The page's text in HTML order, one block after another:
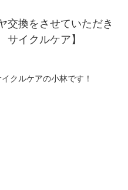
交換をさせていただき
イクルケア】
クルケアの小林です！